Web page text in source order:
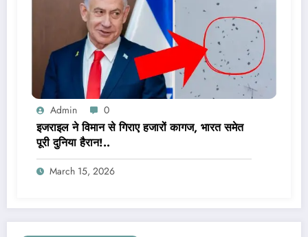
Admin 0
इजराइल ने विमान से गिराए हजारों कागज, भारत समेत
पूरी दुनिया हैरान!..
March 15, 2026